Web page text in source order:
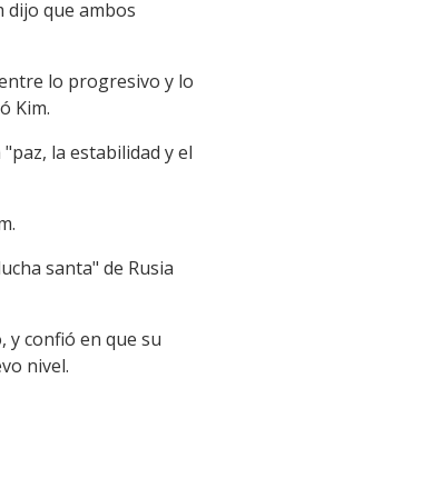
dijo que ambos
lo progresivo y lo
Kim.
la estabilidad y el
santa" de Rusia
y confió en que su
nivel.